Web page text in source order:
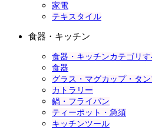
家電
テキスタイル
食器・キッチン
食器・キッチンカテゴリす
食器
グラス・マグカップ・タ
カトラリー
鍋・フライパン
ティーポット・急須
キッチンツール